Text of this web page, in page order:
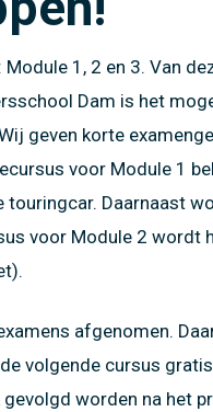
1, 2 en 3. Van
Dam is het
geven korte
voor Module 1
Daarnaast
voor Module 2 wordt
afgenomen.
volgende cursus
worden na het